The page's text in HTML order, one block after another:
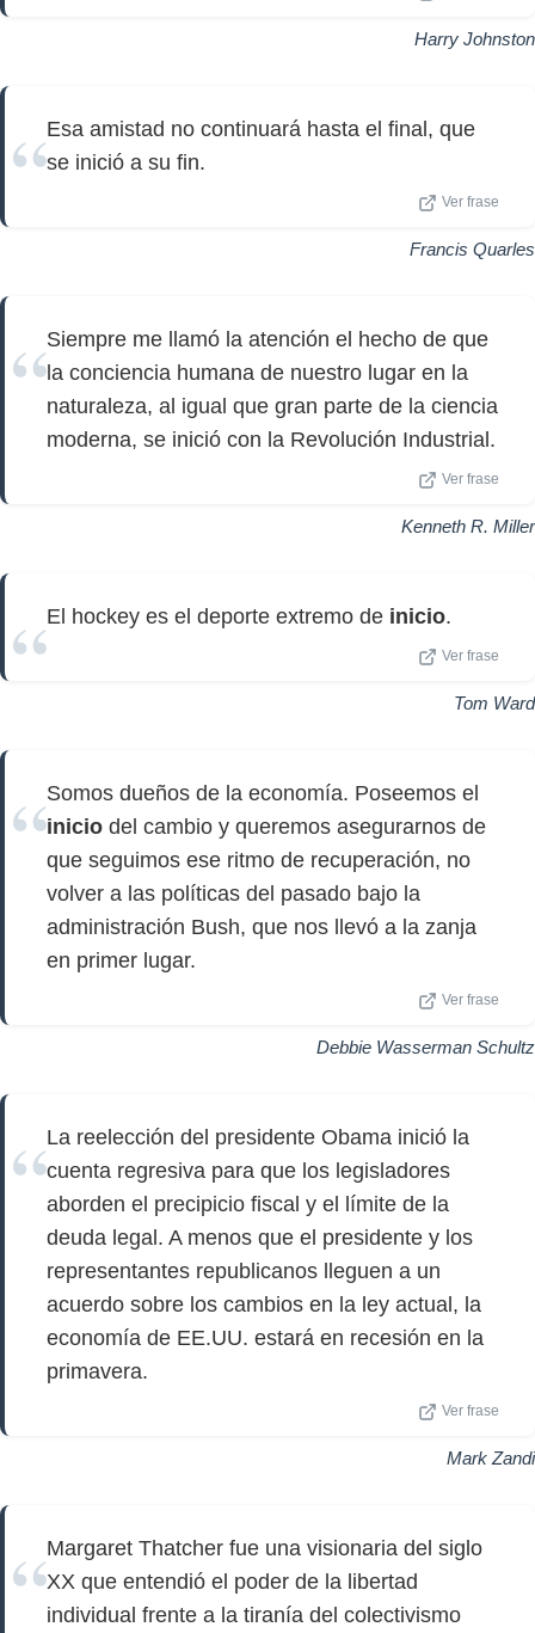
Harry Johnston
Esa amistad no continuará hasta el final, que
se inició a su fin.
Ver frase
Francis Quarles
Siempre me llamó la atención el hecho de que
la conciencia humana de nuestro lugar en la
naturaleza, al igual que gran parte de la ciencia
moderna, se inició con la Revolución Industrial.
Ver frase
Kenneth R. Miller
El hockey es el deporte extremo de inicio.
Ver frase
Tom Ward
Somos dueños de la economía. Poseemos el
inicio del cambio y queremos asegurarnos de
que seguimos ese ritmo de recuperación, no
volver a las políticas del pasado bajo la
administración Bush, que nos llevó a la zanja
en primer lugar.
Ver frase
Debbie Wasserman Schultz
La reelección del presidente Obama inició la
cuenta regresiva para que los legisladores
aborden el precipicio fiscal y el límite de la
deuda legal. A menos que el presidente y los
representantes republicanos lleguen a un
acuerdo sobre los cambios en la ley actual, la
economía de EE.UU. estará en recesión en la
primavera.
Ver frase
Mark Zandi
Margaret Thatcher fue una visionaria del siglo
XX que entendió el poder de la libertad
individual frente a la tiranía del colectivismo